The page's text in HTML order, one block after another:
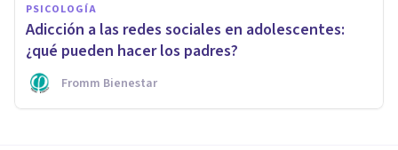
PSICOLOGÍA
Adicción a las redes sociales en adolescentes:
¿qué pueden hacer los padres?
Fromm Bienestar